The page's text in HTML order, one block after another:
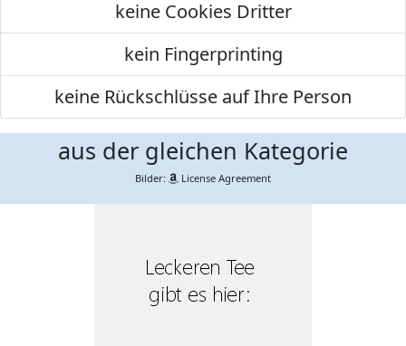
keine Cookies Dritter
kein Fingerprinting
keine Rückschlüsse auf Ihre Person
aus der gleichen Kategorie
Bilder: License Agreement